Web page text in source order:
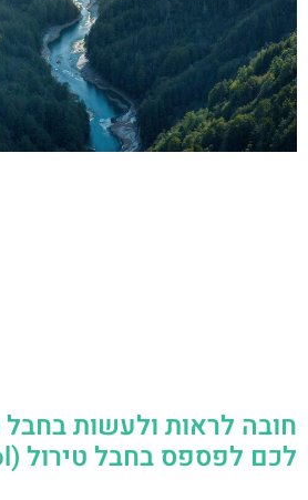
חובה לראות ולעשות
לכם לפספס בחבל טירול (Tyrol)